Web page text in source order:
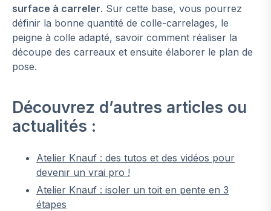
surface à carreler. Sur cette base, vous pourrez
définir la bonne quantité de colle-carrelages, le
peigne à colle adapté, savoir comment réaliser la
découpe des carreaux et ensuite élaborer le plan de
pose.
Découvrez d’autres articles ou
actualités :
Atelier Knauf : des tutos et des vidéos pour
devenir un vrai pro !
Atelier Knauf : isoler un toit en pente en 3
étapes